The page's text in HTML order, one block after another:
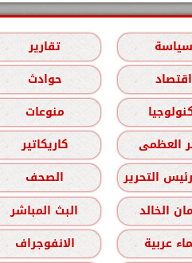
سياسة
تقارير
اقتصاد
حوادث
منوعات
العظمى
كاريكاتير
التحرير
الصحف
الخالد
البث المباشر
عربية الانفوجراف